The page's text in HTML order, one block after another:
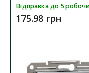
Відправка до 5
175.98 грн